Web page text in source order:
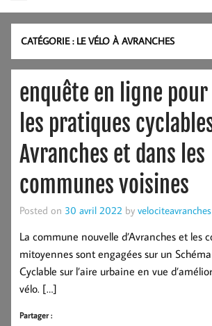
CATÉGORIE : LE VÉLO À AVRANCHES
enquête en ligne
les pratiques
Avranches et dans les
communes voisines
Posted on 30 avril 2022 by velociteavranches
La commune nouvelle d’Avranches et les
mitoyennes sont engagées sur un
Cyclable sur l’aire urbaine en vue
vélo. […]
Partager :